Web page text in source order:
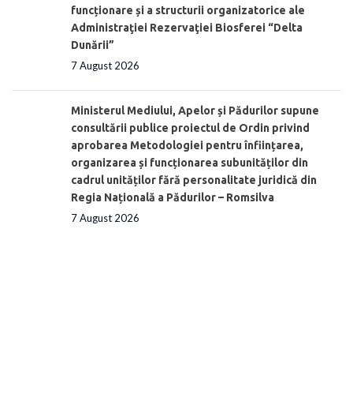
funcționare și a structurii organizatorice ale
Administraţiei Rezervaţiei Biosferei “Delta
Dunării”
7 August 2026
Ministerul Mediului, Apelor și Pădurilor supune
consultării publice proiectul de Ordin privind
aprobarea Metodologiei pentru înființarea,
organizarea și funcționarea subunităților din
cadrul unităților fără personalitate juridică din
Regia Națională a Pădurilor – Romsilva
7 August 2026